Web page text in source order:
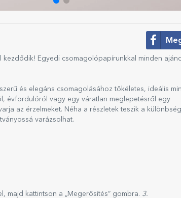
Egyedi csomagolópapírunkkal minden
és elegáns csomagolásához tökéletes, ideális
évfordulóról vagy egy váratlan meglepetésről egy
az érzelmeket. Néha a részletek teszik a
varázsolhat.
majd kattintson a „Megerősítés” gombra. 3.